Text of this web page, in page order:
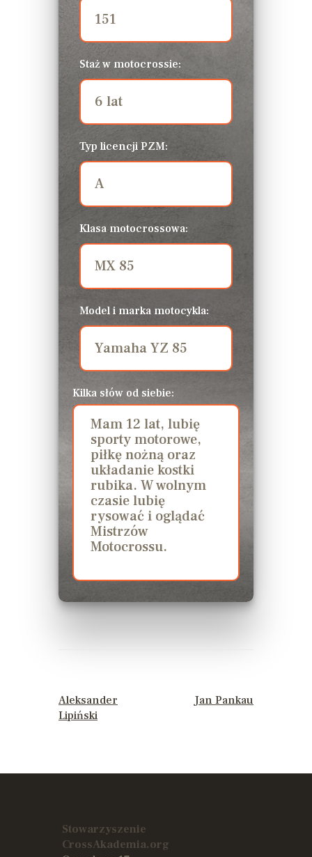
Staż w motocrossie:
Typ licencji PZM:
Klasa motocrossowa:
Model i marka motocykla:
Kilka słów od siebie:
Mam 12 lat, lubię
sporty motorowe,
piłkę nożną oraz
układanie kostki
rubika. W wolnym
czasie lubię
rysować i oglądać
Mistrzów
Motocrossu.
Aleksander
Lipiński
Jan Pankau
Stowarzyszenie
CrossAkademia.org